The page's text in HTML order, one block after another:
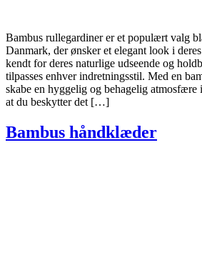
Bambus rullegardiner er et populært valg
Danmark, der ønsker et elegant look i
kendt for deres naturlige udseende og
tilpasses enhver indretningsstil. Med en
skabe en hyggelig og behagelig
at du beskytter det […]
Bambus håndklæder